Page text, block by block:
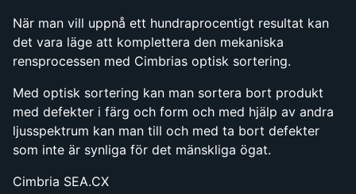
När man vill uppnå ett hundraprocentigt resultat kan
det vara läge att komplettera den mekaniska
rensprocessen med Cimbrias optisk sortering.
Med optisk sortering kan man sortera bort produkt
med defekter i färg och form och med hjälp av andra
ljusspektrum kan man till och med ta bort defekter
som inte är synliga för det mänskliga ögat.
Cimbria SEA.CX